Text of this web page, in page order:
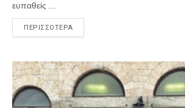
ευπαθείς ...
ΠΕΡΙΣΣΟΤΕΡΑ